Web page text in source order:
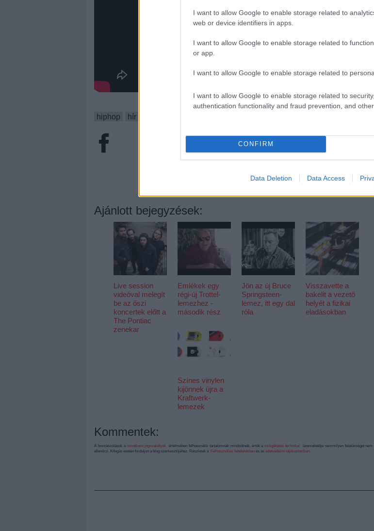
I want to allow Google to enable storage related to
web or device identifiers in apps.
I want to allow Google to enable storage related to
or app.
I want to allow Google to enable storage related to
I want to allow Google to enable storage related to
authentication functionality and fraud prevention, and
CONFIRM
Data Deletion Data Access
hiphop hír
Ajánlott bejegyzések:
Live session
videóval melegít
be az őszi
koncertek előtt a
The Pontiac
zenekar
Emlékek egy
régi-új Trottel-
lemezhez -
második rész
Jön az új Bruce
Springsteen-
lemez, itt egy dal
róla
Visszavette a
bakelit a vezető
helyét a fizikai
eladásokban
Színes vinylen
kijönnek újra a
Kraftwerk-
lemezek
Kommentek:
A hozzászólások a vonatkozó jogszabályok értelmében felhasználói tartalomnak minősülnek, értük aszolgáltatás technikai
üzemeltetője semmilyen felelősséget nem
ellenőrzi. Kifogás esetén forduljon a blog szerkesztőjéhez. Részletek a Felhasználási feltételekben és az adatvédelmi tájékoztatóban.